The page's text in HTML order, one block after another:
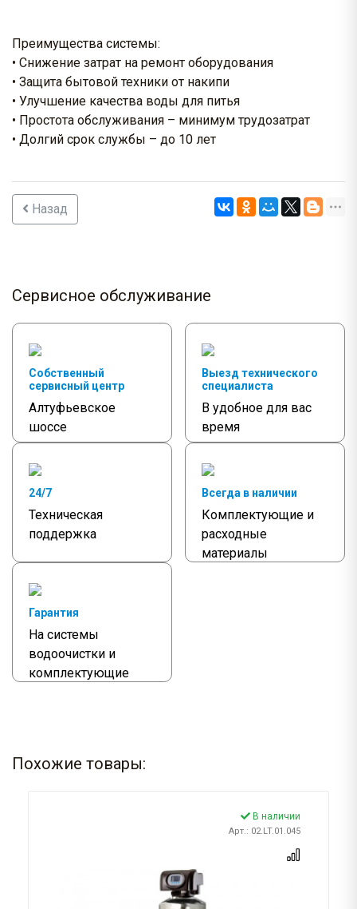
Преимущества системы:
• Снижение затрат на ремонт оборудования
• Защита бытовой техники от накипи
• Улучшение качества воды для питья
• Простота обслуживания – минимум трудозатрат
• Долгий срок службы – до 10 лет
Назад
Сервисное обслуживание
Собственный
сервисный центр
Алтуфьевское
шоссе
Выезд технического
специалиста
В удобное для вас
время
24/7
Техническая
поддержка
Всегда в наличии
Комплектующие и
расходные
материалы
Гарантия
На системы
водоочистки и
комплектующие
Похожие товары:
В наличии
Арт.: 02.LT.01.045